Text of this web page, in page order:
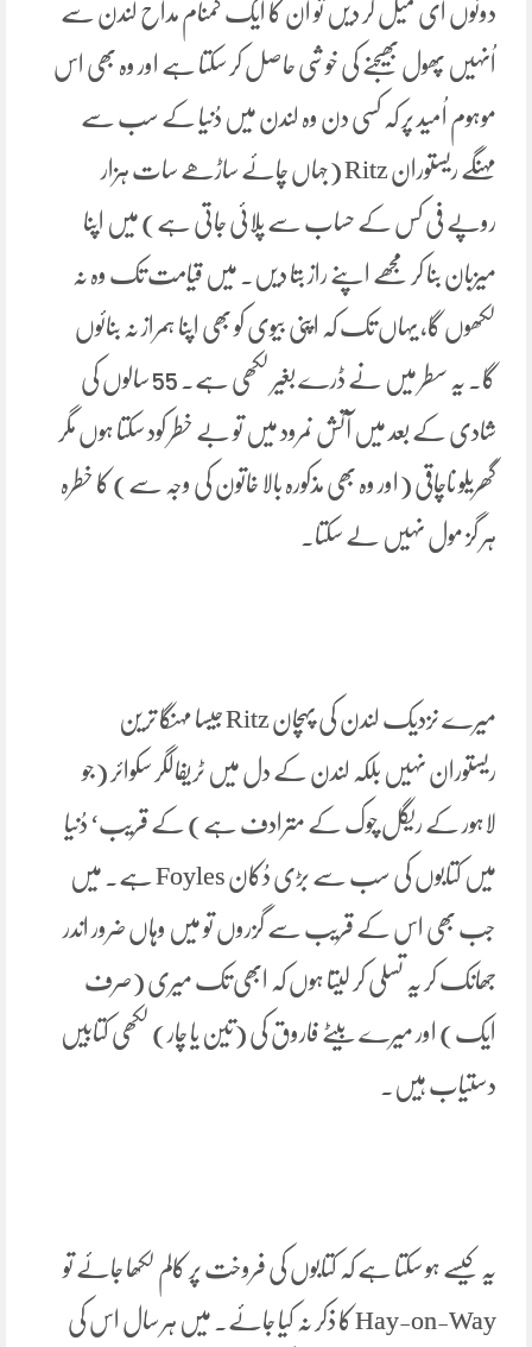
دونوں ای میل کر دیں تو اُن کا ایک گمنام مداح لندن سے
اُنہیں پھول بھیجنے کی خوشی حاصل کر سکتا ہے اور وہ بھی اس
موہوم اُمید پر کہ کسی دن وہ لندن میں دُنیا کے سب سے
مہنگے ریستوران Ritz (جہاں چائے ساڑھے سات ہزار
روپے فی کس کے حساب سے پلائی جاتی ہے) میں اپنا
میزبان بنا کر مجھے اپنے راز بتا دیں۔ میں قیامت تک وہ نہ
لکھوں گا، یہاں تک کہ اپنی بیوی کو بھی اپنا ہمراز نہ بنائوں
گا۔ یہ سطر میں نے ڈرے بغیر لکھی ہے۔ 55 سالوں کی
شادی کے بعد میں آتش نمرود میں تو بے خطر کود سکتا ہوں مگر
گھریلو ناچاقی (اور وہ بھی مذکورہ بالا خاتون کی وجہ سے) کا خطرہ
ہر گز مول نہیں لے سکتا۔
میرے نزدیک لندن کی پہچان Ritz جیسا مہنگا ترین
ریستوران نہیں بلکہ لندن کے دل میں ٹریفالگر سکوائر (جو
لاہور کے ریگل چوک کے مترادف ہے) کے قریب‘ دُنیا
میں کتابوں کی سب سے بڑی دُکان Foyles ہے۔ میں
جب بھی اس کے قریب سے گزروں تو میں وہاں ضرور اندر
جھانک کر یہ تسلی کر لیتا ہوں کہ ابھی تک میری (صرف
ایک) اور میرے بیٹے فاروق کی (تین یا چار) لکھی کتابیں
دستیاب ہیں۔
یہ کیسے ہو سکتا ہے کہ کتابوں کی فروخت پر کالم لکھا جائے تو
Hay-on-Way کا ذکر نہ کیا جائے۔ میں ہر سال اس کی